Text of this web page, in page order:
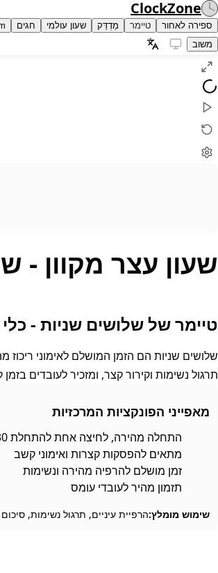
ClockZone
ספירה לאחור טיימר מַדְדֵּק שעון עולמי חגים
משוב
שעון עצר מקוון -
טיימר של שלושים שניות -
שלושים שניות הם הזמן המושלם לאימוני
תרגול נשימות וקירור קצר, ומזכיר לעובדים בזמן
מאפייני הפונקציות המרכזיות
התחלה מהירה, לחיצה אחת להתחלת 30 שניות
מתאים להפסקות קצרות ואימוני קשב
זמן מושלם להרפיה מהירה ונשימות
תזמון מהיר לעובדי עומס
שימוש מומלץ:הרפיית עיניים, תרגול נשימות,